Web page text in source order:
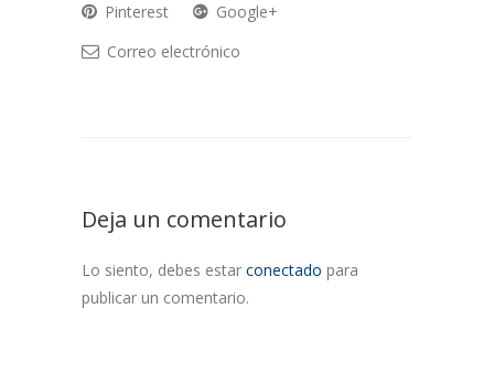
Pinterest
Google+
Correo electrónico
Deja un comentario
Lo siento, debes estar conectado para
publicar un comentario.